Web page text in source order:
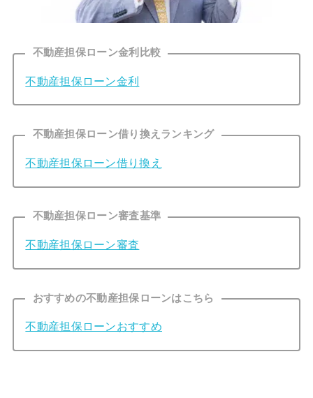
不動産担保ローン金利比較
不動産担保ローン金利
不動産担保ローン借り換えランキング
不動産担保ローン借り換え
不動産担保ローン審査基準
不動産担保ローン審査
おすすめの不動産担保ローンはこちら
不動産担保ローンおすすめ